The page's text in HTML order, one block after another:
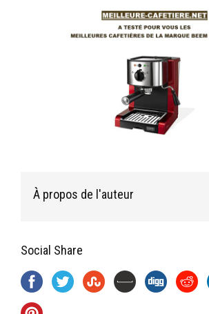
À propos de l'auteur
Social Share